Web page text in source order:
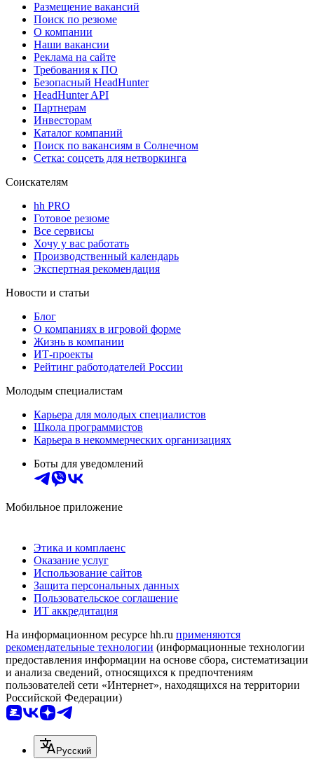
Размещение вакансий
Поиск по резюме
О компании
Наши вакансии
Реклама на сайте
Требования к ПО
Безопасный HeadHunter
HeadHunter API
Партнерам
Инвесторам
Каталог компаний
Поиск по вакансиям в Солнечном
Сетка: соцсеть для нетворкинга
Соискателям
hh PRO
Готовое резюме
Все сервисы
Хочу у вас работать
Производственный календарь
Экспертная рекомендация
Новости и статьи
Блог
О компаниях в игровой форме
Жизнь в компании
ИТ-проекты
Рейтинг работодателей России
Молодым специалистам
Карьера для молодых специалистов
Школа программистов
Карьера в некоммерческих организациях
Боты для уведомлений
Мобильное приложение
Этика и комплаенс
Оказание услуг
Использование сайтов
Защита персональных данных
Пользовательское соглашение
ИТ аккредитация
На информационном ресурсе hh.ru применяются
рекомендательные технологии (информационные технологии
предоставления информации на основе сбора, систематизации
и анализа сведений, относящихся к предпочтениям
пользователей сети «Интернет», находящихся на территории
Российской Федерации)
Русский